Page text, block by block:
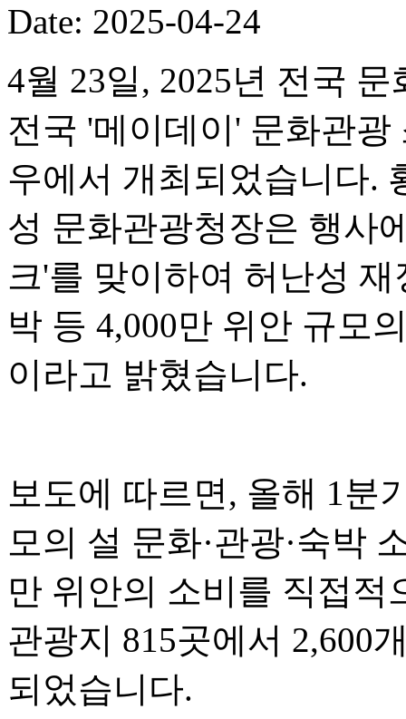
Date: 2025-04-24
4월 23일, 2025년 전국
전국 '메이데이' 문화관
우에서 개최되었습니다.
성 문화관광청장은 행사
크'를 맞이하여 허난성
박 등 4,000만 위안 규모
이라고 밝혔습니다.
보도에 따르면, 올해 1분
모의 설 문화·관광·숙박
만 위안의 소비를 직접
관광지 815곳에서 2,600
되었습니다.